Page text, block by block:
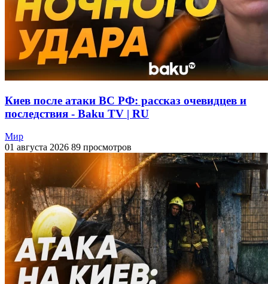
Киев после атаки ВС РФ: рассказ очевидцев и
последствия - Baku TV | RU
Мир
01 августа 2026 89 просмотров